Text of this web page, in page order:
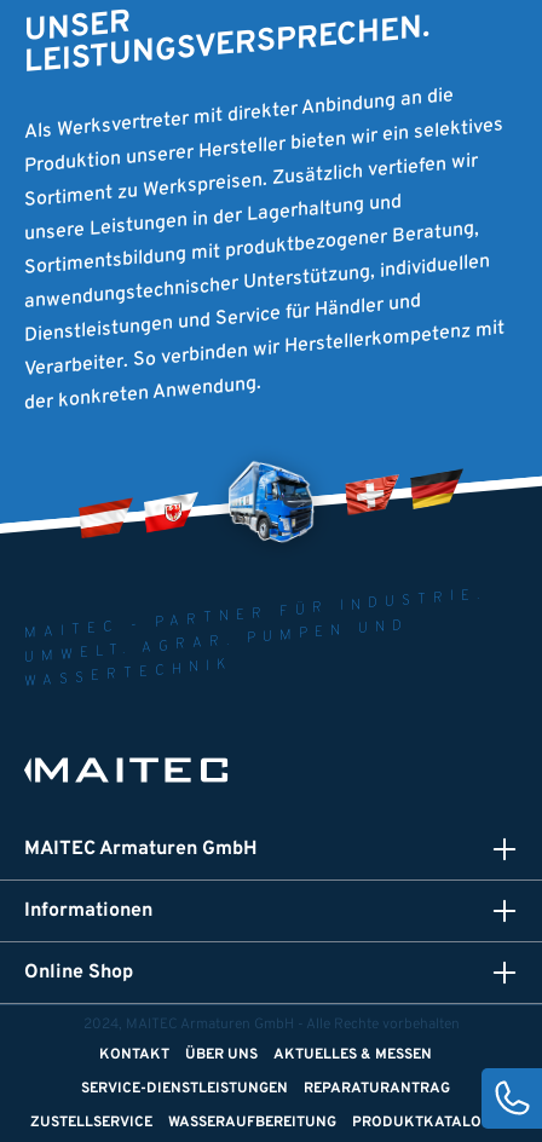
UNSER
LEISTUNGSVERSPRECHEN.
Als Werksvertreter mit direkter Anbindung an die
Produktion unserer Hersteller bieten wir ein selektives
Sortiment zu Werkspreisen. Zusätzlich vertiefen wir
unsere Leistungen in der Lagerhaltung und
Sortimentsbildung mit produktbezogener Beratung,
anwendungstechnischer Unterstützung, individuellen
Dienstleistungen und Service für Händler und
Verarbeiter. So verbinden wir Herstellerkompetenz mit
der konkreten Anwendung.
MAITEC - PARTNER FÜR INDUSTRIE.
UMWELT. AGRAR. PUMPEN UND
WASSERTECHNIK
MAITEC Armaturen GmbH
Informationen
Online Shop
2024, MAITEC Armaturen GmbH - Alle Rechte vorbehalten
KONTAKT
ÜBER UNS
AKTUELLES & MESSEN
SERVICE-DIENSTLEISTUNGEN
REPARATURANTRAG
ZUSTELLSERVICE
WASSERAUFBEREITUNG PRODUKTKATALOGE